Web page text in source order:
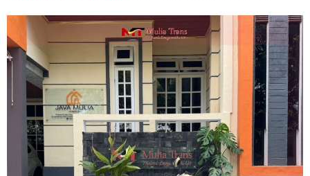
Sewa
Motor
Honda
Scoopy
Pasuruan